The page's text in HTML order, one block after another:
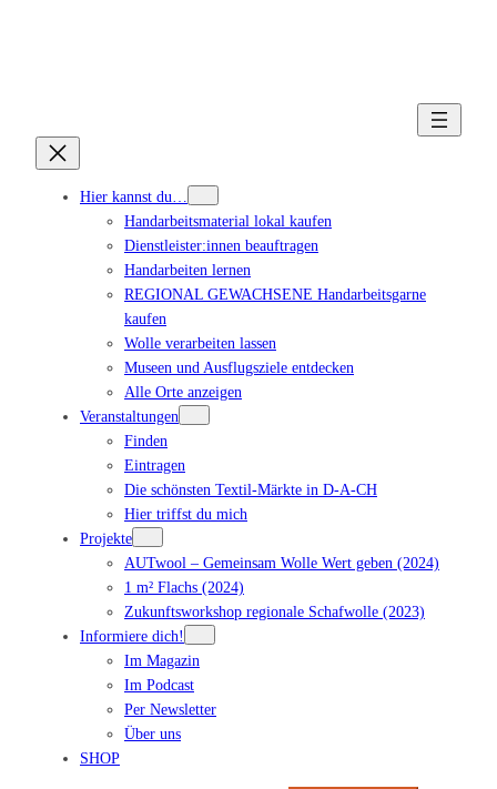
Hier kannst du…
Handarbeitsmaterial lokal kaufen
Dienstleister:innen beauftragen
Handarbeiten lernen
REGIONAL GEWACHSENE Handarbeitsgarne
kaufen
Wolle verarbeiten lassen
Museen und Ausflugsziele entdecken
Alle Orte anzeigen
Veranstaltungen
Finden
Eintragen
Die schönsten Textil-Märkte in D-A-CH
Hier triffst du mich
Projekte
AUTwool – Gemeinsam Wolle Wert geben (2024)
1 m² Flachs (2024)
Zukunftsworkshop regionale Schafwolle (2023)
Informiere dich!
Im Magazin
Im Podcast
Per Newsletter
Über uns
SHOP